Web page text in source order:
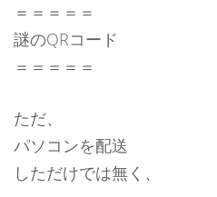
＝＝＝＝＝
謎のQRコード
＝＝＝＝＝
ただ、
パソコンを配送
しただけでは無く、